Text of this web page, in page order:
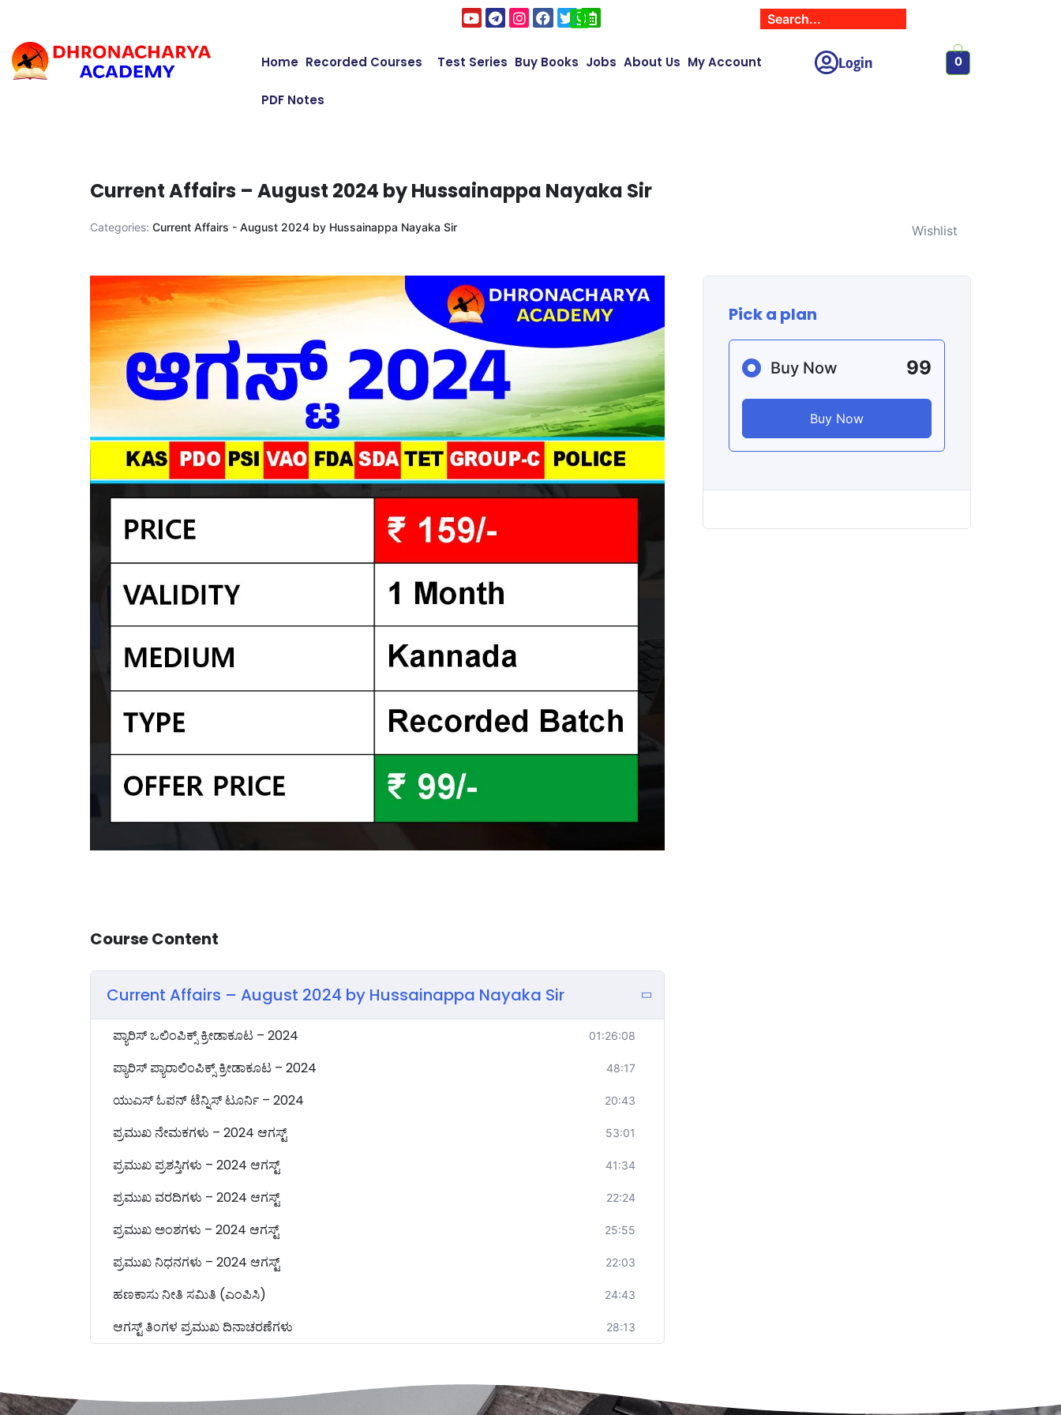
Home Recorded Courses Test Series Buy Books Jobs About Us My Account
PDF Notes
Login 0
Current Affairs – August 2024 by Hussainappa Nayaka Sir
Categories: Current Affairs - August 2024 by Hussainappa Nayaka Sir Wishlist
Course Content
Current Affairs – August 2024 by Hussainappa Nayaka Sir
ಪ್ಯಾರಿಸ್ ಒಲಿಂಪಿಕ್ಸ್ ಕ್ರೀಡಾಕೂಟ – 2024 01:26:08
ಪ್ಯಾರಿಸ್ ಪ್ಯಾರಾಲಿಂಪಿಕ್ಸ್ ಕ್ರೀಡಾಕೂಟ – 2024 48:17
ಯುಎಸ್ ಓಪನ್ ಟೆನ್ನಿಸ್ ಟೂರ್ನಿ – 2024 20:43
ಪ್ರಮುಖ ನೇಮಕಗಳು – 2024 ಆಗಸ್ಟ್ 53:01
ಪ್ರಮುಖ ಪ್ರಶಸ್ತಿಗಳು – 2024 ಆಗಸ್ಟ್ 41:34
ಪ್ರಮುಖ ವರದಿಗಳು – 2024 ಆಗಸ್ಟ್ 22:24
ಪ್ರಮುಖ ಅಂಶಗಳು – 2024 ಆಗಸ್ಟ್ 25:55
ಪ್ರಮುಖ ನಿಧನಗಳು – 2024 ಆಗಸ್ಟ್ 22:03
ಹಣಕಾಸು ನೀತಿ ಸಮಿತಿ (ಎಂಪಿಸಿ) 24:43
ಆಗಸ್ಟ್ ತಿಂಗಳ ಪ್ರಮುಖ ದಿನಾಚರಣೆಗಳು 28:13
Pick a plan
Buy Now 99
Buy Now